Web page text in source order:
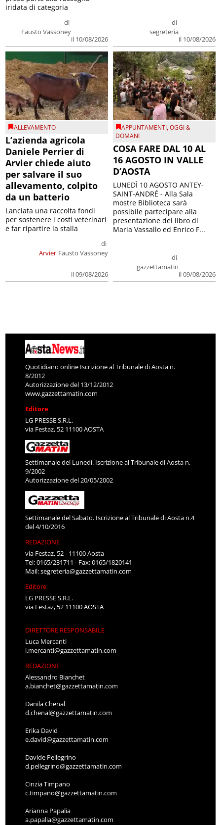
di
Fausto Vassoney
il 10/08/2026
iridata di categoria
di
segreteria
il 10/08/2026
ALLEVAMENTO
L’azienda agricola
Daniele Perrier di
Arvier chiede aiuto
per salvare il suo
allevamento, colpito
da un batterio
Arvier
di
Fausto Vassoney
il 09/08/2026
Lanciata una raccolta fondi
per sostenere i costi veterinari
e far ripartire la stalla
APPUNTAMENTI,OGGI &
DOMANI
COSA FARE DAL 10 AL
16 AGOSTO IN VALLE
D’AOSTA
di
gazzettamatin
il 09/08/2026
LUNEDÌ 10 AGOSTO ANTEY-
SAINT-ANDRÉ - Alla Sala
mostre Biblioteca sarà
possibile partecipare alla
presentazione del libro di
Maria Vassallo ed Enrico F...
Quotidiano online Iscrizione al Tribunale di Aosta n.
8/2012
Autorizzazione del 13/12/2012
www.gazzettamatin.com
Editore
LG PRESSE S.R.L.
via Festaz, 52 11100 AOSTA
Settimanale del Lunedì. Iscrizione al Tribunale di Aosta n.
9/2002
Autorizzazione del 20/05/2002
Settimanale del Sabato. Iscrizione al Tribunale di Aosta n.4
del 4/10/2016
REDAZIONE
via Festaz, 52 - 11100 Aosta
Tel: 0165/231711 - Fax: 0165/1820141
Mail:segreteria@gazzettamatin.com
Editore
LG PRESSE S.R.L.
via Festaz, 52 11100 AOSTA
DIRETTORE RESPONSABILE
Luca Mercanti
l.mercanti@gazzettamatin.com
REDAZIONE
Alessandro Bianchet
a.bianchet@gazzettamatin.com
Danila Chenal
d.chenal@gazzettamatin.com
Erika David
e.david@gazzettamatin.com
Davide Pellegrino
d.pellegrino@gazzettamatin.com
Cinzia Timpano
c.timpano@gazzettamatin.com
Arianna Papalia
a.papalia@gazzettamatin.com